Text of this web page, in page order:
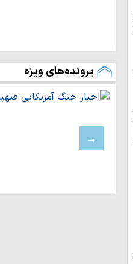
بیان حقیقت و افزایش آگاهی
رسالت اصلی خبرنگاران است
انتقال ارزش‌ها است
«بعثت مردم» رمز ایستادگی
پرونده‌های ویژه